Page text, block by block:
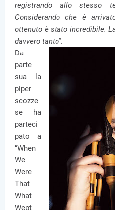
registrando allo stesso
Considerando che è
ottenuto è stato incredibile.
davvero tanto”.
Da
parte
sua la
piper
scozze
se ha
parteci
pato a
“When
We
Were
That
What
Wept